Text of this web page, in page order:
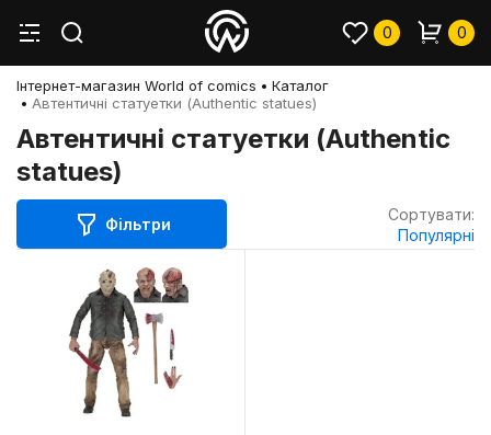
0 0
Інтернет-магазин World of comics
Каталог
Автентичні статуетки (Authentic statues)
Автентичні статуетки (Authentic
statues)
Фільтри
Сортувати:
Популярні